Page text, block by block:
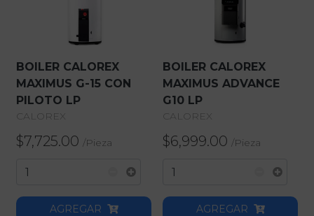
BOILER CALOREX
MAXIMUS G-15 CON
PILOTO LP
CALOREX
$7,725.00 /Pieza
AGREGAR
BOILER CALOREX
MAXIMUS ADVANCE
G10 LP
CALOREX
$6,999.00 /Pieza
AGREGAR